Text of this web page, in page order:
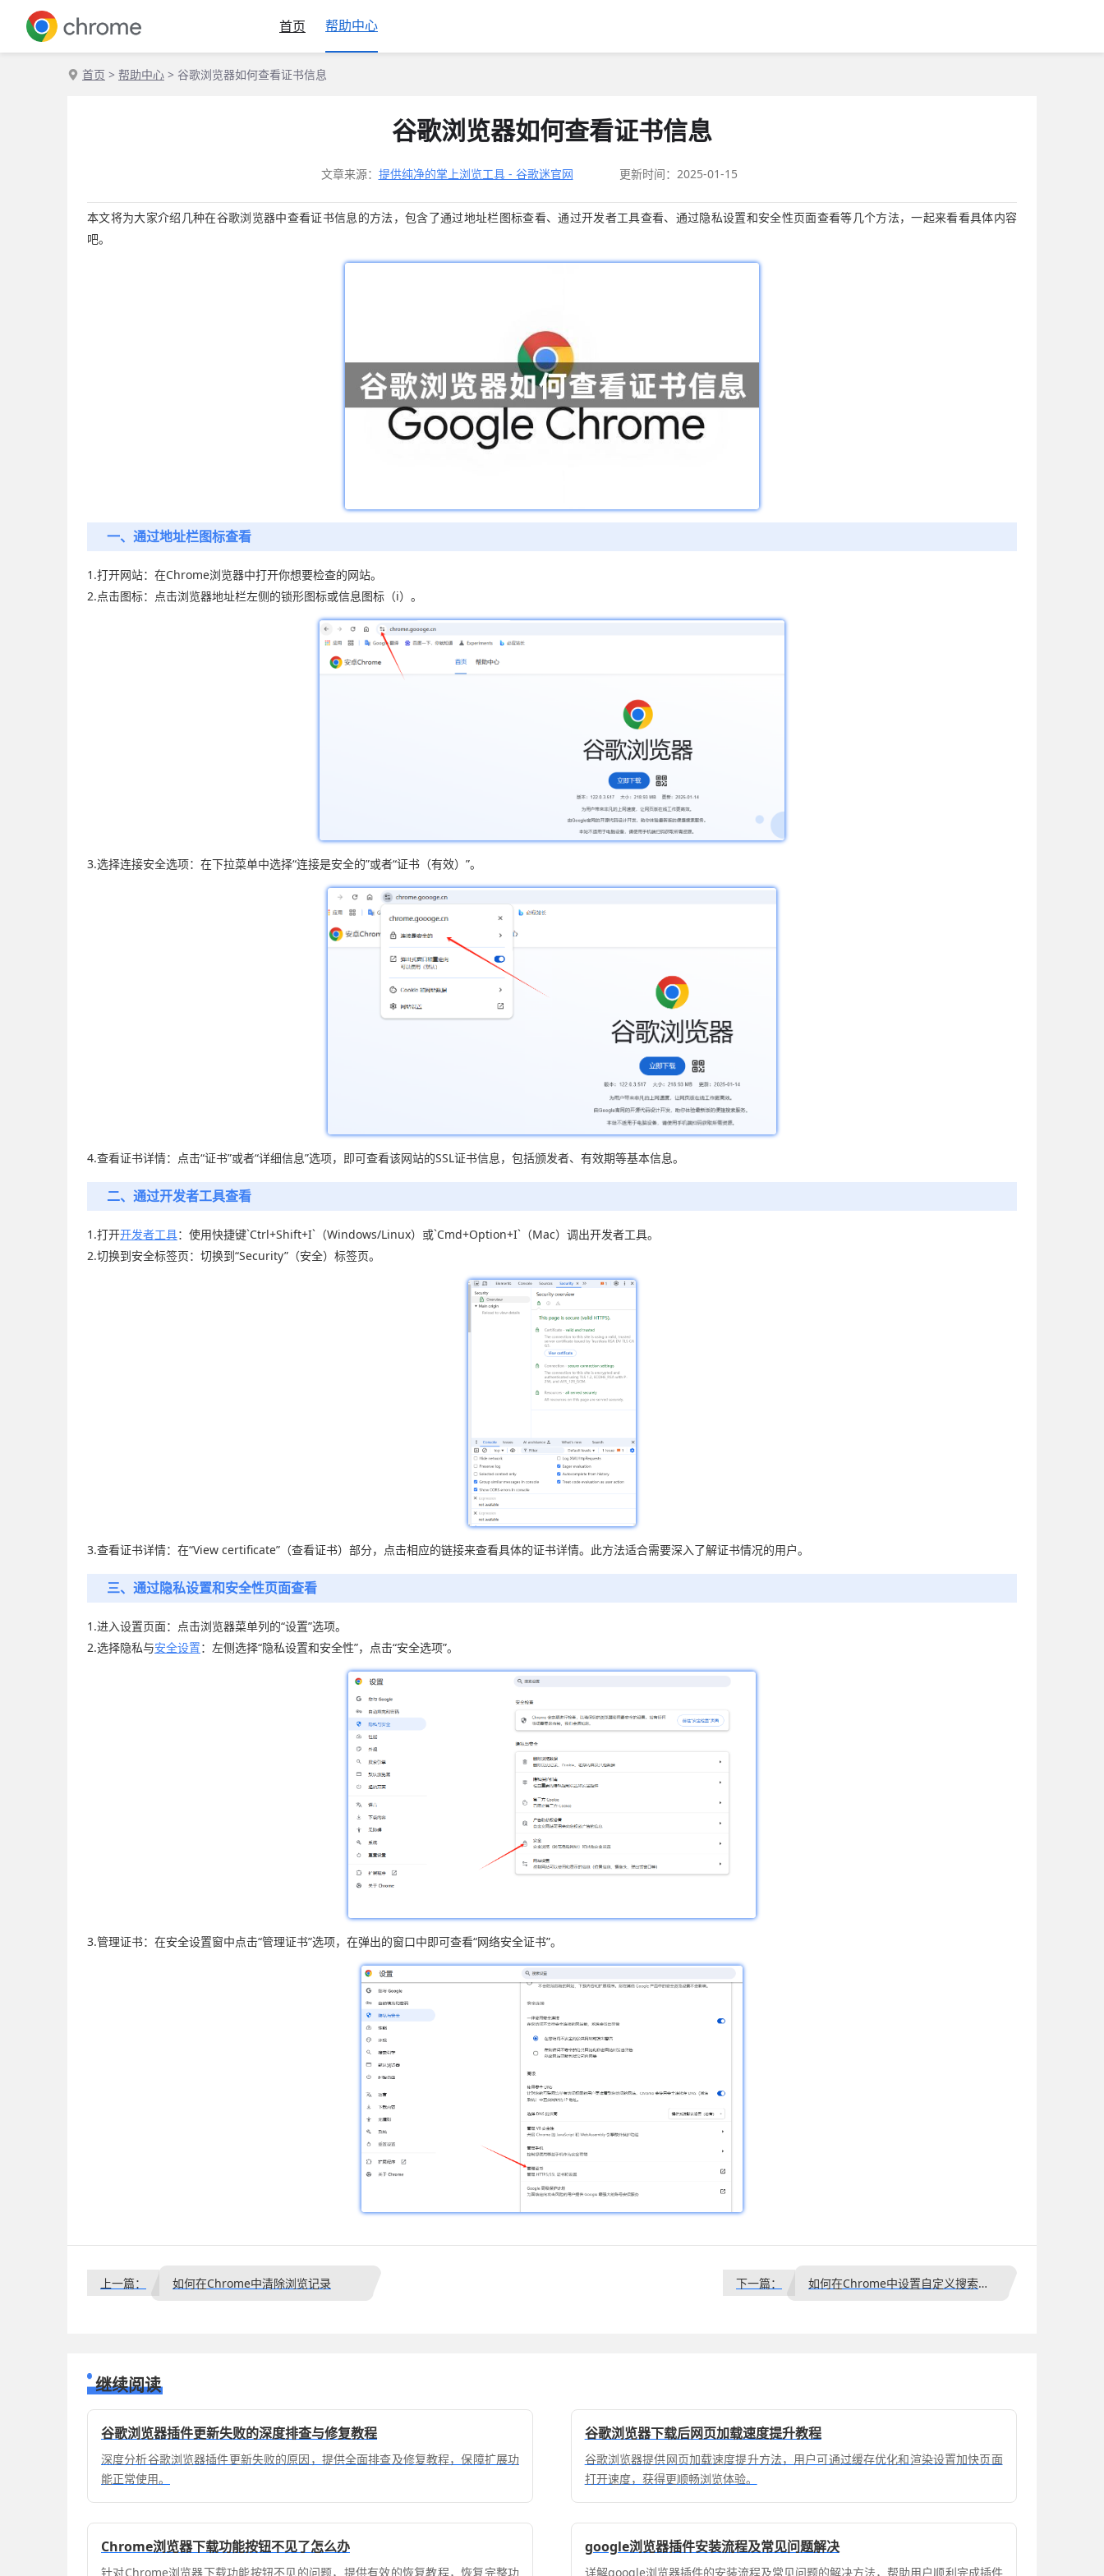
首页 帮助中心
首页 > 帮助中心 > 谷歌浏览器如何查看证书信息
谷歌浏览器如何查看证书信息
文章来源： 提供纯净的掌上浏览工具 - 谷歌迷官网 更新时间：2025-01-15
本文将为大家介绍几种在谷歌浏览器中查看证书信息的方法，包含了通过地址栏图标查看、通过开发者工具查看、通过隐私设置和安全性页面查看等几个方法，一起来看看具体内容
吧。
一、通过地址栏图标查看
1.打开网站：在Chrome浏览器中打开你想要检查的网站。
2.点击图标：点击浏览器地址栏左侧的锁形图标或信息图标（i）。
3.选择连接安全选项：在下拉菜单中选择“连接是安全的”或者“证书（有效）”。
4.查看证书详情：点击“证书”或者“详细信息”选项，即可查看该网站的SSL证书信息，包括颁发者、有效期等基本信息。
二、通过开发者工具查看
1.打开开发者工具：使用快捷键`Ctrl+Shift+I`（Windows/Linux）或`Cmd+Option+I`（Mac）调出开发者工具。
2.切换到安全标签页：切换到“Security”（安全）标签页。
3.查看证书详情：在“View certificate”（查看证书）部分，点击相应的链接来查看具体的证书详情。此方法适合需要深入了解证书情况的用户。
三、通过隐私设置和安全性页面查看
1.进入设置页面：点击浏览器菜单列的“设置”选项。
2.选择隐私与安全设置：左侧选择“隐私设置和安全性”，点击“安全选项”。
3.管理证书：在安全设置窗中点击“管理证书”选项，在弹出的窗口中即可查看“网络安全证书”。
上一篇： 如何在Chrome中清除浏览记录 下一篇： 如何在Chrome中设置自定义搜索引擎
继续阅读
谷歌浏览器插件更新失败的深度排查与修复教程
深度分析谷歌浏览器插件更新失败的原因，提供全面排查及修复教程，保障扩展功
能正常使用。
谷歌浏览器下载后网页加载速度提升教程
谷歌浏览器提供网页加载速度提升方法，用户可通过缓存优化和渲染设置加快页面
打开速度，获得更顺畅浏览体验。
Chrome浏览器下载功能按钮不见了怎么办
针对Chrome浏览器下载功能按钮不见的问题，提供有效的恢复教程，恢复完整功
google浏览器插件安装流程及常见问题解决
详解google浏览器插件的安装流程及常见问题的解决方法，帮助用户顺利完成插件